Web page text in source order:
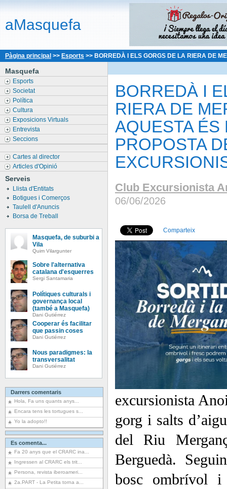
aMasquefa
Pàgina principal >> Esports >> BORREDÀ I ELS GORGS DE LA RIERA DE
Masquefa
Esports
Societat
Política
Cultura
Exposicions Virtuals
Entrevista
Seccions
Cartes al director
Articles d'Opinió
Serveis
Llista d'Entitats
Botigues i Comerços
Taulell d'Anuncis
Borsa de Treball
Masquefa, de suburbi a
Vila
Quim Vilargunter
Sobre l'alternativa
catalana d'esquerres
Sergi Santamaria
Polítiques culturals i
governança local
(també a Masquefa)
Dani Gutiérrez
Cooperar és facilitar
que passin coses
Dani Gutiérrez
Nous paradigmes: la
transversalitat
Dani Gutiérrez
Darrers comentaris
Hola, Fa uns quants anys...
Encara tens les tortugues s...
Yo la adopto!!
Es comenta...
Fa 20 anys que el CRARC ina...
Ingressen al CRARC els trit...
Persona, revista iberoameri...
2a.PART - La Petita torna a...
BORREDÀ I
RIERA DE
AQUESTA ÉS
PROPOSTA
Club Excursionista
06/06/2026
Comparteix
excursionista
gorg i salts
del Riu
Berguedà.
bosc ombrívol i